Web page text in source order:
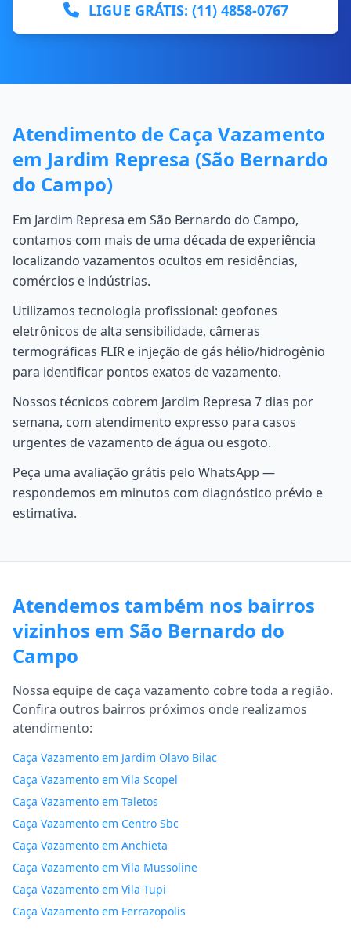
LIGUE GRÁTIS: (11) 4858-0767
Atendimento de Caça Vazamento
em Jardim Represa (São Bernardo
do Campo)
Em Jardim Represa em São Bernardo do Campo,
contamos com mais de uma década de experiência
localizando vazamentos ocultos em residências,
comércios e indústrias.
Utilizamos tecnologia profissional: geofones
eletrônicos de alta sensibilidade, câmeras
termográficas FLIR e injeção de gás hélio/hidrogênio
para identificar pontos exatos de vazamento.
Nossos técnicos cobrem Jardim Represa 7 dias por
semana, com atendimento expresso para casos
urgentes de vazamento de água ou esgoto.
Peça uma avaliação grátis pelo WhatsApp —
respondemos em minutos com diagnóstico prévio e
estimativa.
Atendemos também nos bairros
vizinhos em São Bernardo do
Campo
Nossa equipe de caça vazamento cobre toda a região.
Confira outros bairros próximos onde realizamos
atendimento:
Caça Vazamento em Jardim Olavo Bilac
Caça Vazamento em Vila Scopel
Caça Vazamento em Taletos
Caça Vazamento em Centro Sbc
Caça Vazamento em Anchieta
Caça Vazamento em Vila Mussoline
Caça Vazamento em Vila Tupi
Caça Vazamento em Ferrazopolis